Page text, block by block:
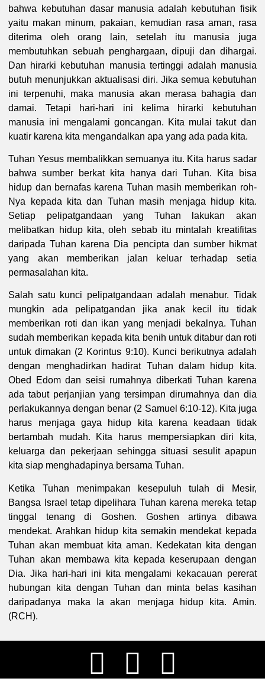
bahwa kebutuhan dasar manusia adalah kebutuhan fisik
yaitu makan minum, pakaian, kemudian rasa aman, rasa
diterima oleh orang lain, setelah itu manusia juga
membutuhkan sebuah penghargaan, dipuji dan dihargai.
Dan hirarki kebutuhan manusia tertinggi adalah manusia
butuh menunjukkan aktualisasi diri. Jika semua kebutuhan
ini terpenuhi, maka manusia akan merasa bahagia dan
damai. Tetapi hari-hari ini kelima hirarki kebutuhan
manusia ini mengalami goncangan. Kita mulai takut dan
kuatir karena kita mengandalkan apa yang ada pada kita.
Tuhan Yesus membalikkan semuanya itu. Kita harus sadar
bahwa sumber berkat kita hanya dari Tuhan. Kita bisa
hidup dan bernafas karena Tuhan masih memberikan roh-
Nya kepada kita dan Tuhan masih menjaga hidup kita.
Setiap pelipatgandaan yang Tuhan lakukan akan
melibatkan hidup kita, oleh sebab itu mintalah kreatifitas
daripada Tuhan karena Dia pencipta dan sumber hikmat
yang akan memberikan jalan keluar terhadap setia
permasalahan kita.
Salah satu kunci pelipatgandaan adalah menabur. Tidak
mungkin ada pelipatgandan jika anak kecil itu tidak
memberikan roti dan ikan yang menjadi bekalnya. Tuhan
sudah memberikan kepada kita benih untuk ditabur dan roti
untuk dimakan (2 Korintus 9:10). Kunci berikutnya adalah
dengan menghadirkan hadirat Tuhan dalam hidup kita.
Obed Edom dan seisi rumahnya diberkati Tuhan karena
ada tabut perjanjian yang tersimpan dirumahnya dan dia
perlakukannya dengan benar (2 Samuel 6:10-12). Kita juga
harus menjaga gaya hidup kita karena keadaan tidak
bertambah mudah. Kita harus mempersiapkan diri kita,
keluarga dan pekerjaan sehingga situasi sesulit apapun
kita siap menghadapinya bersama Tuhan.
Ketika Tuhan menimpakan kesepuluh tulah di Mesir,
Bangsa Israel tetap dipelihara Tuhan karena mereka tetap
tinggal tenang di Goshen. Goshen artinya dibawa
mendekat. Arahkan hidup kita semakin mendekat kepada
Tuhan akan membuat kita aman. Kedekatan kita dengan
Tuhan akan membawa kita kepada keserupaan dengan
Dia. Jika hari-hari ini kita mengalami kekacauan pererat
hubungan kita dengan Tuhan dan minta belas kasihan
daripadanya maka Ia akan menjaga hidup kita. Amin.
(RCH).